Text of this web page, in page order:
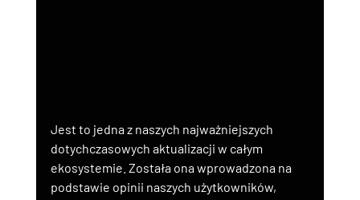
Jest to jedna z naszych najważniejszych
dotychczasowych aktualizacji w całym
ekosystemie. Została ona wprowadzona na
podstawie opinii naszych użytkowników,